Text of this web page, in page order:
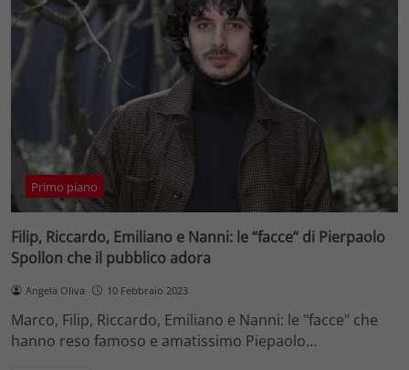
Primo piano
Filip, Riccardo, Emiliano e Nanni: le “facce” di Pierpaolo
Spollon che il pubblico adora
Angela Oliva 10 Febbraio 2023
Marco, Filip, Riccardo, Emiliano e Nanni: le "facce" che
hanno reso famoso e amatissimo Piepaolo…